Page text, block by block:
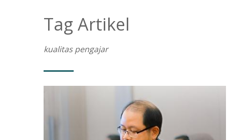
Tag Artikel
kualitas pengajar